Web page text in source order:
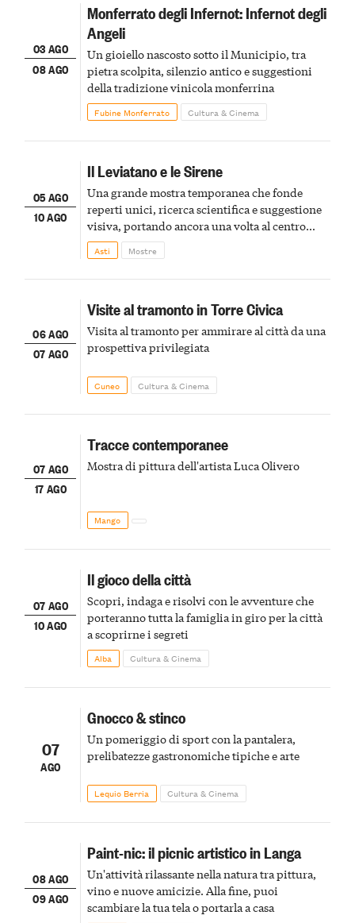
03 AGO
08 AGO
Monferrato degli Infernot: Infernot degli
Angeli
Un gioiello nascosto sotto il Municipio, tra
pietra scolpita, silenzio antico e suggestioni
della tradizione vinicola monferrina
Fubine Monferrato Cultura & Cinema
05 AGO
10 AGO
Il Leviatano e le Sirene
Una grande mostra temporanea che fonde
reperti unici, ricerca scientifica e suggestione
visiva, portando ancora una volta al centro
della scena le meraviglie del passato astigiano
Asti Mostre
06 AGO
07 AGO
Visite al tramonto in Torre Civica
Visita al tramonto per ammirare al città da una
prospettiva privilegiata
Cuneo Cultura & Cinema
07 AGO
17 AGO
Tracce contemporanee
Mostra di pittura dell'artista Luca Olivero
Mango
07 AGO
10 AGO
Il gioco della città
Scopri, indaga e risolvi con le avventure che
porteranno tutta la famiglia in giro per la città
a scoprirne i segreti
Alba Cultura & Cinema
07
AGO
Gnocco & stinco
Un pomeriggio di sport con la pantalera,
prelibatezze gastronomiche tipiche e arte
Lequio Berria Cultura & Cinema
08 AGO
09 AGO
Paint-nic: il picnic artistico in Langa
Un'attività rilassante nella natura tra pittura,
vino e nuove amicizie. Alla fine, puoi
scambiare la tua tela o portarla a casa